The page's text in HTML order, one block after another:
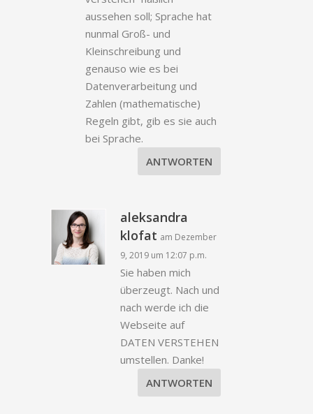
aussehen soll; Sprache hat
nunmal Groß- und
Kleinschreibung und
genauso wie es bei
Datenverarbeitung und
Zahlen (mathematische)
Regeln gibt, gib es sie auch
bei Sprache.
ANTWORTEN
aleksandra
klofat am Dezember
9, 2019 um 12:07 p.m.
Sie haben mich
überzeugt. Nach und
nach werde ich die
Webseite auf
DATEN VERSTEHEN
umstellen. Danke!
ANTWORTEN